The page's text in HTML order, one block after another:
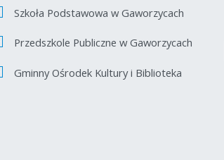
Szkoła Podstawowa w Gaworzycach
Przedszkole Publiczne w Gaworzycach
Gminny Ośrodek Kultury i Biblioteka